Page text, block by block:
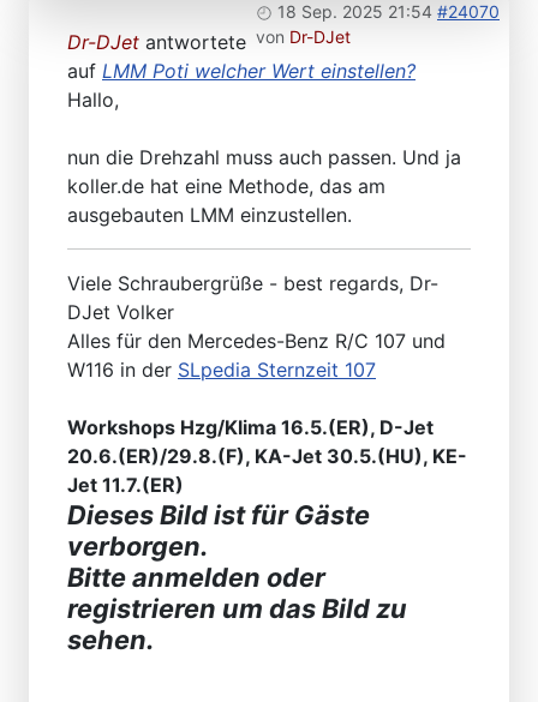
18 Sep. 2025 21:54 #24070
von Dr-DJet
Dr-DJet antwortete
auf LMM Poti welcher Wert einstellen?
Hallo,
nun die Drehzahl muss auch passen. Und ja
koller.de hat eine Methode, das am
ausgebauten LMM einzustellen.
Viele Schraubergrüße - best regards, Dr-
DJet Volker
Alles für den Mercedes-Benz R/C 107 und
W116 in der SLpedia Sternzeit 107
Workshops Hzg/Klima 16.5.(ER), D-Jet
20.6.(ER)/29.8.(F), KA-Jet 30.5.(HU), KE-
Jet 11.7.(ER)
Dieses Bild ist für Gäste
verborgen.
Bitte anmelden oder
registrieren um das Bild zu
sehen.